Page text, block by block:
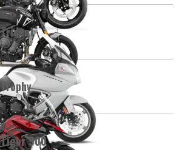
Trident
Trophy
Tiger 900